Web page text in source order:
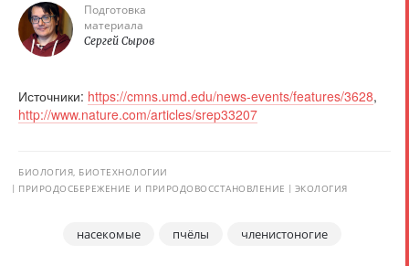
Подготовка
материала
Сергей Сыров
Источники: https://cmns.umd.edu/news-events/features/3628,
http://www.nature.com/articles/srep33207
БИОЛОГИЯ, БИОТЕХНОЛОГИИ
ПРИРОДОСБЕРЕЖЕНИЕ И ПРИРОДОВОССТАНОВЛЕНИЕ
ЭКОЛОГИЯ
насекомые пчёлы членистоногие